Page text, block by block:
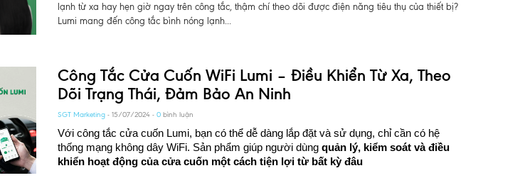
lạnh từ xa hay hẹn giờ ngay trên công tắc, thậm chí theo dõi được điện năng tiêu thụ của thiết bị?
Lumi mang đến công tắc bình nóng lạnh...
Công Tắc Cửa Cuốn WiFi Lumi – Điều Khiển Từ Xa, Theo
Dõi Trạng Thái, Đảm Bảo An Ninh
SGT Marketing- 15/07/2024 - 0bình luận
Với công tắc cửa cuốn Lumi, bạn có thể dễ dàng lắp đặt và sử dụng, chỉ cần có hệ
thống mạng không dây WiFi. Sản phẩm giúp người dùng quản lý, kiểm soát và điều
khiển hoạt động của cửa cuốn một cách tiện lợi từ bất kỳ đâu